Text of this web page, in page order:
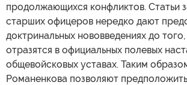
продолжающихся конфликтов. Статьи
старших офицеров нередко дают
доктринальных нововведениях до
отразятся в официальных полевых
общевойсковых уставах. Таким
Романенкова позволяют